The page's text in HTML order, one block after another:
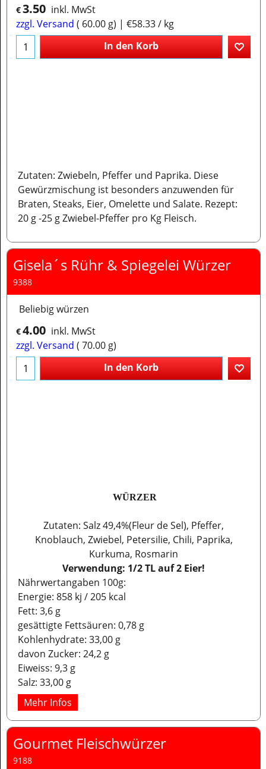
€3.50 inkl. MwSt
zzgl. Versand
60.00 g €58.33/ kg
In den Korb
Zutaten: Zwiebeln, Pfeffer und Paprika. Diese
Gewürzmischung ist besonders anzuwenden für
Braten, Steaks, Eier, Omelette und Salate. Rezept:
20 g -25 g Zwiebel-Pfeffer pro Kg Fleisch.
Gisela´s Rühr & Spiegelei Würzer
9388
Beliebig würzen
€4.00 inkl. MwSt
zzgl. Versand
70.00 g
In den Korb
WÜRZER
Zutaten: Salz 49,4%(Fleur de Sel), Pfeffer,
Knoblauch, Zwiebel, Petersilie, Chili, Paprika,
Kurkuma, Rosmarin
Verwendung: 1/2 TL auf 2 Eier!
Nährwertangaben 100g:
Energie: 858 kj / 205 kcal
Fett: 3,6 g
gesättigte Fettsäuren: 0,78 g
Kohlenhydrate: 33,00 g
davon Zucker: 24,2 g
Eiweiss: 9,3 g
Salz: 33,00 g
Mehr Infos
Gourmet Fleischwürzer
9188